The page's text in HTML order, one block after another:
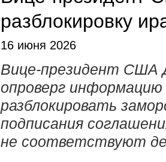
разблокировку
16 июня 2026
Вице-президент США
опроверг
разблокировать
подписания
не соответствуют